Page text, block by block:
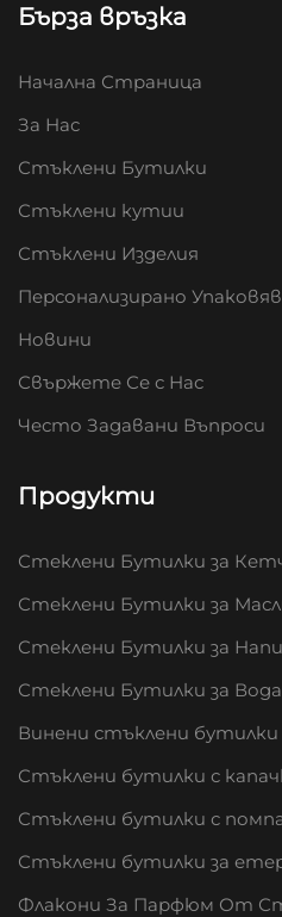
Бърза връзка
Начална Страница
За Нас
Стъклени Бутилки
Стъклени кутии
Стъклени Изделия
Персонализирано
Новини
Свържете Се с Нас
Често Задавани Въпроси
Продукти
Стеклени Бутилки за
Стеклени Бутилки за
Стеклени Бутилки за
Стеклени Бутилки за Вода
Винени стъклени бутилки
Стъклени бутилки с
Стъклени бутилки с
Стъклени бутилки за
Флакони За Парфюм От